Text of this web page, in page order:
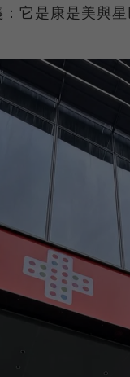
它是康是美與